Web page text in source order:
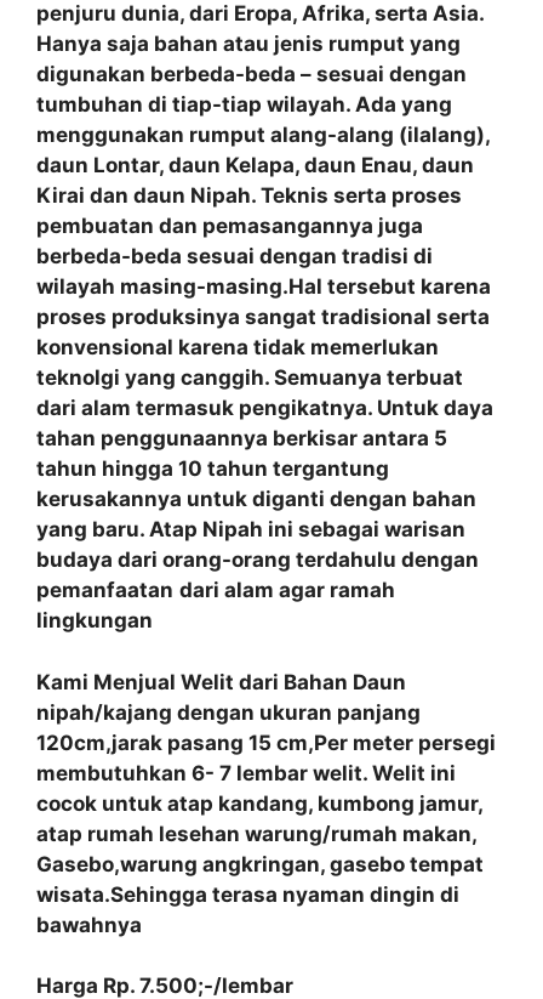
penjuru dunia, dari Eropa, Afrika, serta Asia.
Hanya saja bahan atau jenis rumput yang
digunakan berbeda-beda – sesuai dengan
tumbuhan di tiap-tiap wilayah. Ada yang
menggunakan rumput alang-alang (ilalang),
daun Lontar, daun Kelapa, daun Enau, daun
Kirai dan daun Nipah. Teknis serta proses
pembuatan dan pemasangannya juga
berbeda-beda sesuai dengan tradisi di
wilayah masing-masing.Hal tersebut karena
proses produksinya sangat tradisional serta
konvensional karena tidak memerlukan
teknolgi yang canggih. Semuanya terbuat
dari alam termasuk pengikatnya. Untuk daya
tahan penggunaannya berkisar antara 5
tahun hingga 10 tahun tergantung
kerusakannya untuk diganti dengan bahan
yang baru. Atap Nipah ini sebagai warisan
budaya dari orang-orang terdahulu dengan
pemanfaatan dari alam agar ramah
lingkungan
Kami Menjual Welit dari Bahan Daun
nipah/kajang dengan ukuran panjang
120cm,jarak pasang 15 cm,Per meter persegi
membutuhkan 6- 7 lembar welit. Welit ini
cocok untuk atap kandang, kumbong jamur,
atap rumah lesehan warung/rumah makan,
Gasebo,warung angkringan, gasebo tempat
wisata.Sehingga terasa nyaman dingin di
bawahnya
Harga Rp. 7.500;-/lembar